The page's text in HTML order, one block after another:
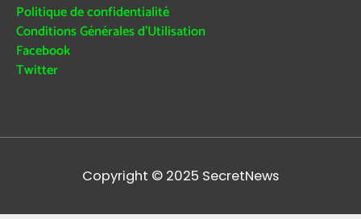
Politique de confidentialité
Conditions Générales d’Utilisation
Facebook
Twitter
Copyright © 2025 SecretNews